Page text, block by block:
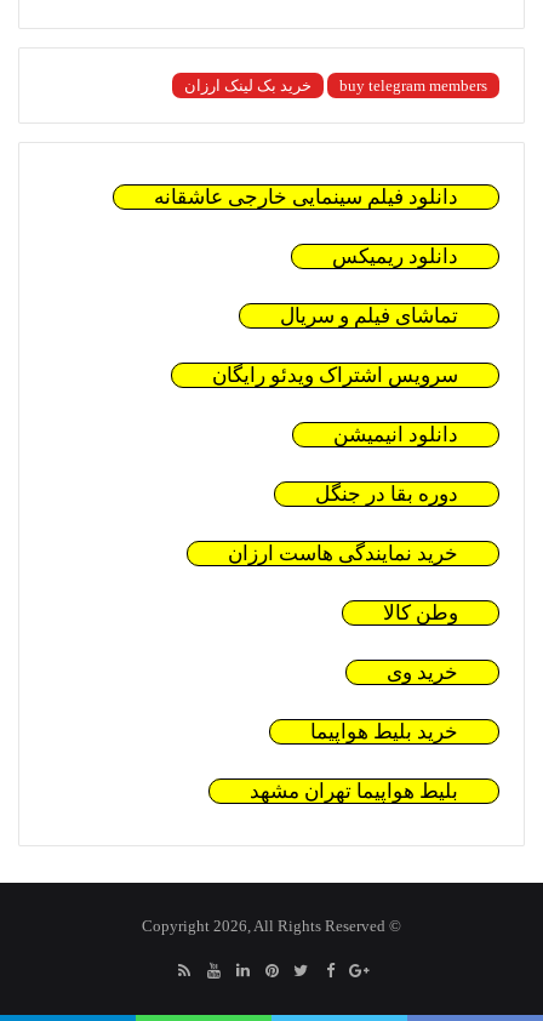
buy telegram members خرید بک لینک ارزان
دانلود فیلم سینمایی خارجی عاشقانه
دانلود ریمیکس
تماشای فیلم و سریال
سرویس اشتراک ویدئو رایگان
دانلود انیمیشن
دوره بقا در جنگل
خرید نمایندگی هاست ارزان
وطن کالا
خرید وی
خرید بلیط هواپیما
بلیط هواپیما تهران مشهد
© Copyright 2026, All Rights Reserved